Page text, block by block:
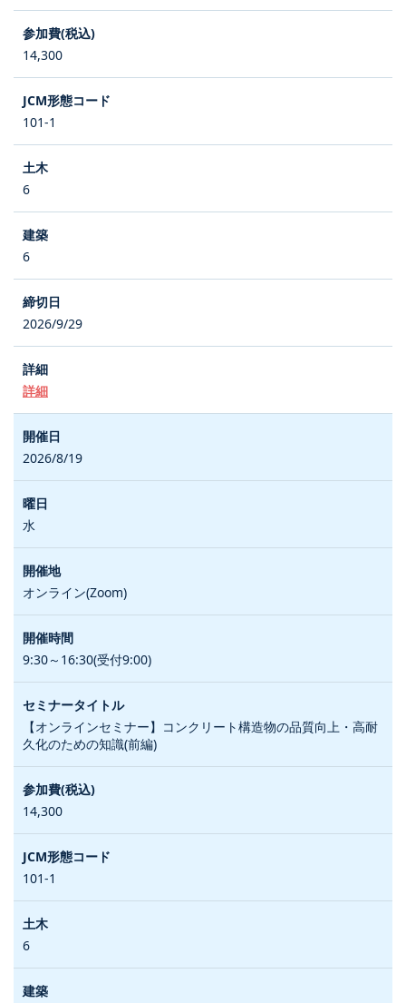
14,300
101-1
6
6
2026/9/29
詳細
2026/8/19
水
オンライン(Zoom)
9:30～16:30(受付9:00)
【オンラインセミナー】コンクリート構造物の品質向上・高耐
久化のための知識(前編)
14,300
101-1
6